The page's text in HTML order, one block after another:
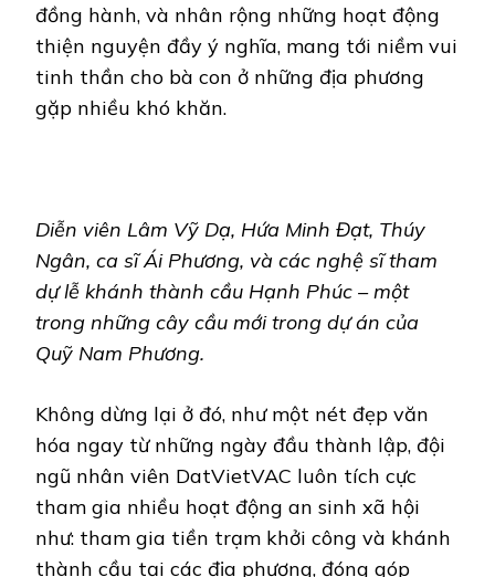
đồng hành, và nhân rộng những hoạt động
thiện nguyện đầy ý nghĩa, mang tới niềm vui
tinh thần cho bà con ở những địa phương
gặp nhiều khó khăn.
Diễn viên Lâm Vỹ Dạ, Hứa Minh Đạt, Thúy
Ngân, ca sĩ Ái Phương, và các nghệ sĩ tham
dự lễ khánh thành cầu Hạnh Phúc – một
trong những cây cầu mới trong dự án của
Quỹ Nam Phương.
Không dừng lại ở đó, như một nét đẹp văn
hóa ngay từ những ngày đầu thành lập, đội
ngũ nhân viên DatVietVAC luôn tích cực
tham gia nhiều hoạt động an sinh xã hội
như: tham gia tiền trạm khởi công và khánh
thành cầu tại các địa phương, đóng góp